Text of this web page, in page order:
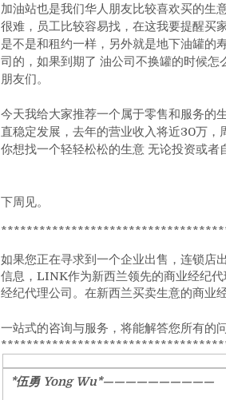
加油站也是我们华人朋友比较喜欢买的生
很难，员工比较容易找，在这我要提醒买
是不是和租约一样，另外就是地下油罐的
司的，如果到期了 油公司不换罐的时候
朋友们。
今天我给大家推荐一个属于零售和服务
直稳定发展，去年的营业收入将近30万
你想找一个轻轻松松的生意 无论投资或
下周见。
如果您正在寻求到一个企业出售，连锁店
信息，LINK作为新西兰领先的商业经纪
经纪代理公司。在新西兰买卖生意的商业
一站式的咨询与服务，将能解答您所有的
*伍勇 Yong Wu*——————————